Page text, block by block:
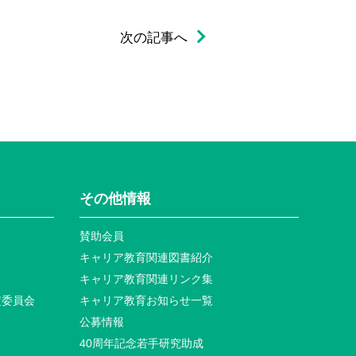
次の記事へ
員会
その他情報
賛助会員
キャリア教育関連図書紹介
キャリア教育関連リンク集
キャリア教育お知らせ⼀覧
公募情報
40周年記念若⼿研究助成